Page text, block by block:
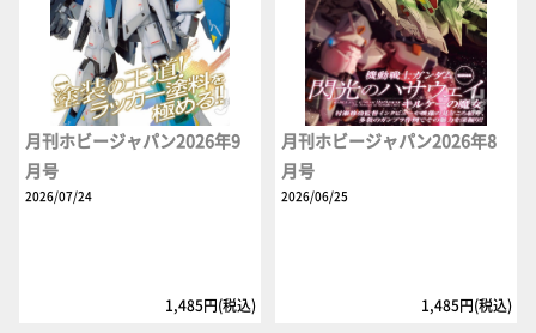
月刊ホビージャパン2026年9
月号
2026/07/24
1,485円(税込)
月刊ホビージャパン2026年8
月号
2026/06/25
1,485円(税込)